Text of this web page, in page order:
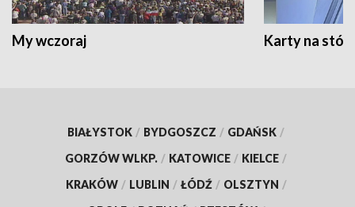
My wczoraj Karty na
BIAŁYSTOK / BYDGOSZCZ / GDAŃSK /
GORZÓW WLKP. / KATOWICE / KIELCE /
KRAKÓW / LUBLIN / ŁÓDŹ / OLSZTYN /